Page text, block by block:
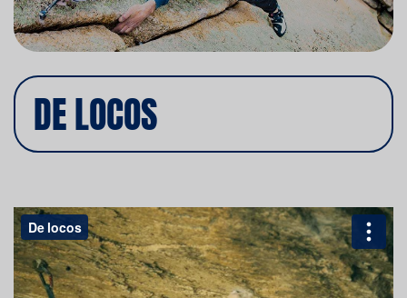
DE LOCOS